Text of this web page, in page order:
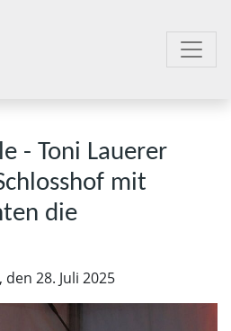
- Toni Lauerer
mit
die
den 28. Juli 2025